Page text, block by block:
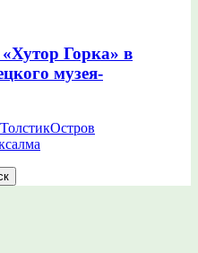
Горка» в
музея-
Остров